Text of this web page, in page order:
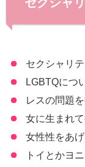
セクシャリ
LGBTQにつ
レスの問題
女に生まれ
女性性をあ
トイとかヨ